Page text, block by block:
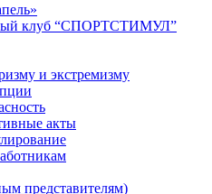
клуб “СПОРТСТИМУЛ”
и экстремизму
акты
представителям)